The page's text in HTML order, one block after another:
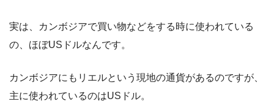
実は、カンボジアで買い物などをする時に使われている
の、ほぼUSドルなんです。
カンボジアにもリエルという現地の通貨があるのですが、
主に使われているのはUSドル。